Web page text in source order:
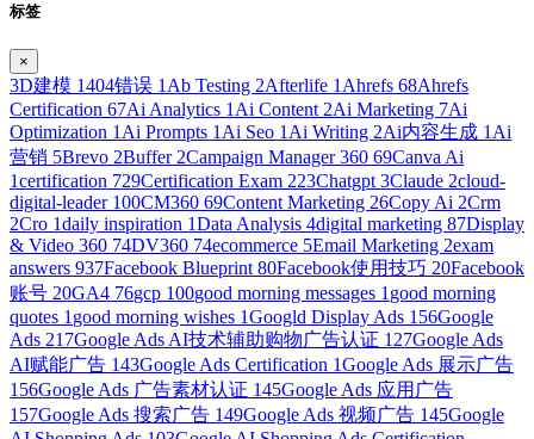
标签
×
3D建模 1404错误 1 Ab Testing 2Afterlife 1 Ahrefs 68Ahrefs
Certification 67Ai Analytics 1 Ai Content 2Ai Marketing 7Ai
Optimization 1 Ai Prompts 1 Ai Seo 1 Ai Writing 2Ai内容生成 1 Ai
营销 5Brevo 2Buffer 2Campaign Manager 360 69Canva Ai
1certification 729Certification Exam 223Chatgpt 3Claude 2cloud-
digital-leader 100CM360 69Content Marketing 26Copy Ai 2Crm
2Cro 1daily inspiration 1Data Analysis 4digital marketing 87Display
& Video 360 74DV360 74ecommerce 5Email Marketing 2exam
answers 937Facebook Blueprint 80Facebook使用技巧 20Facebook
账号 20GA4 76gcp 100good morning messages 1 good morning
quotes 1 good morning wishes 1Googld Display Ads 156Google
Ads 217Google Ads AI技术辅助购物广告认证 127Google Ads
AI赋能广告 143Google Ads Certification 1Google Ads 展示广告
156Google Ads 广告素材认证 145Google Ads 应用广告
157Google Ads 搜索广告 149Google Ads 视频广告 145Google